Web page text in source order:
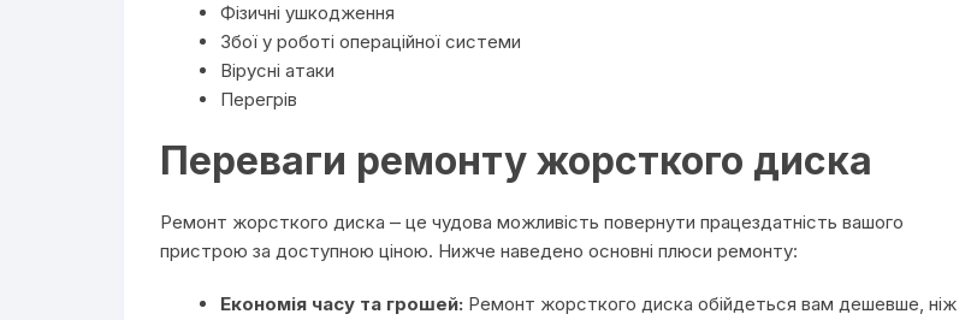
Фізичні ушкодження
Збої у роботі операційної системи
Вірусні атаки
Перегрів
Переваги ремонту жорсткого диска
Ремонт жорсткого диска ⎼ це чудова можливість повернути працездатність вашого
пристрою за доступною ціною. Нижче наведено основні плюси ремонту:
Економія часу та грошей: Ремонт жорсткого диска обійдеться вам дешевше, ніж